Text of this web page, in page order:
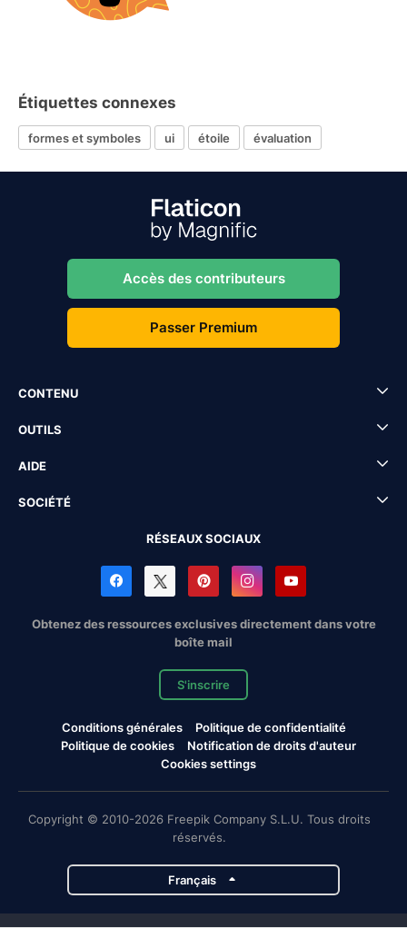
Étiquettes connexes
formes et symboles ui étoile évaluation
Accès des contributeurs
Passer Premium
CONTENU
OUTILS
AIDE
SOCIÉTÉ
RÉSEAUX SOCIAUX
Obtenez des ressources exclusives directement dans votre
boîte mail
S'inscrire
Conditions générales
Politique de confidentialité
Politique de cookies
Notification de droits d'auteur
Cookies settings
Copyright © 2010-2026 Freepik Company S.L.U. Tous droits
réservés.
Français